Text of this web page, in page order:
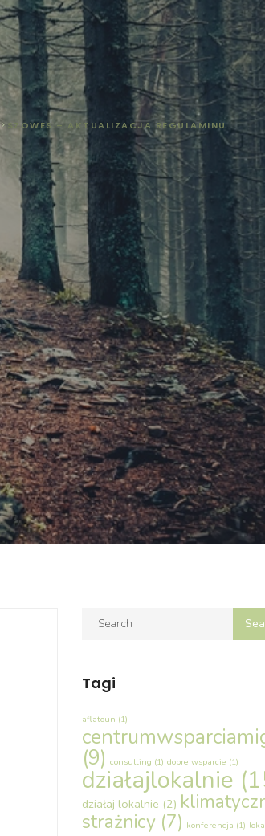
SZOWES – AKTUALIZACJA REGULAMINU
Tagi
aflatoun (1)
(9) consulting (1) dobre wsparcie (1)
działajlokalnie
działaj lokalnie (2)
strażnicy (7) konferencja (1)